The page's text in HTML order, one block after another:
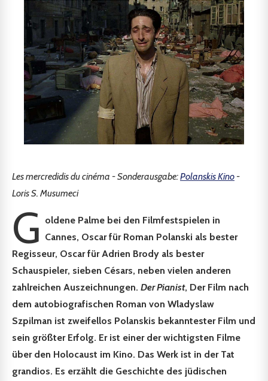
Les mercredidis du cinéma - Sonderausgabe:Polanskis Kino -
Loris S. Musumeci
G oldene Palme bei den Filmfestspielen in
Cannes, Oscar für Roman Polanski als bester
Regisseur, Oscar für Adrien Brody als bester
Schauspieler, sieben Césars, neben vielen anderen
zahlreichen Auszeichnungen. Der Pianist, Der Film nach
dem autobiografischen Roman von Wladyslaw
Szpilman ist zweifellos Polanskis bekanntester Film und
sein größter Erfolg. Er ist einer der wichtigsten Filme
über den Holocaust im Kino. Das Werk ist in der Tat
grandios. Es erzählt die Geschichte des jüdischen